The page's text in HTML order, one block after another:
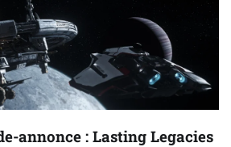
annonce : Lasting Legacies